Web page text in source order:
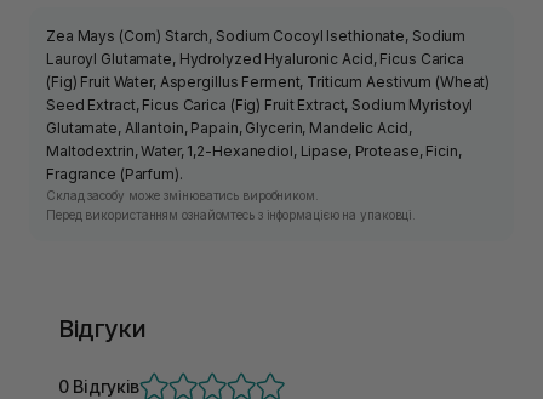
Zea Mays (Corn) Starch, Sodium Cocoyl Isethionate, Sodium
Lauroyl Glutamate, Hydrolyzed Hyaluronic Acid, Ficus Carica
(Fig) Fruit Water, Aspergillus Ferment, Triticum Aestivum (Wheat)
Seed Extract, Ficus Carica (Fig) Fruit Extract, Sodium Myristoyl
Glutamate, Allantoin, Papain, Glycerin, Mandelic Acid,
Maltodextrin, Water, 1,2-Hexanediol, Lipase, Protease, Ficin,
Fragrance (Parfum).
Склад засобу може змінюватись виробником.
Перед використанням ознайомтесь з інформацією на упаковці.
Відгуки
0 Відгуків